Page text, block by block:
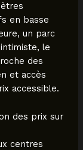
en basse
un parc
le
des
et accès
accessible.
des prix sur
centres